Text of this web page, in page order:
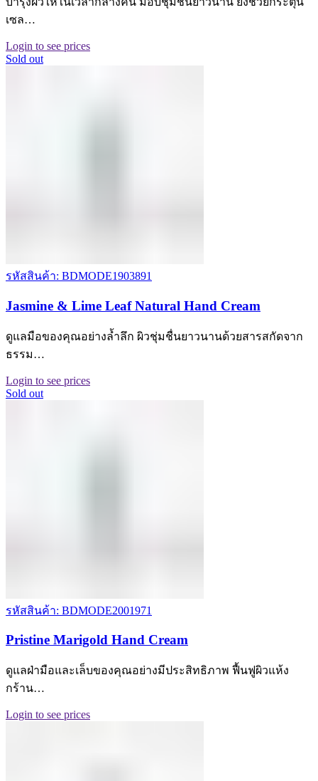
เซล…
Login to see prices
Sold out
รหัสสินค้า: BDMODE1903891
Jasmine & Lime Leaf Natural Hand Cream
ดูแลมือของคุณอย่างล้ำลึก ผิวชุ่มชื่นยาวนานด้วยสารสกัดจาก
ธรรม…
Login to see prices
Sold out
รหัสสินค้า: BDMODE2001971
Pristine Marigold Hand Cream
ดูแลฝ่ามือและเล็บของคุณอย่างมีประสิทธิภาพ ฟื้นฟูผิวแห้ง
กร้าน…
Login to see prices